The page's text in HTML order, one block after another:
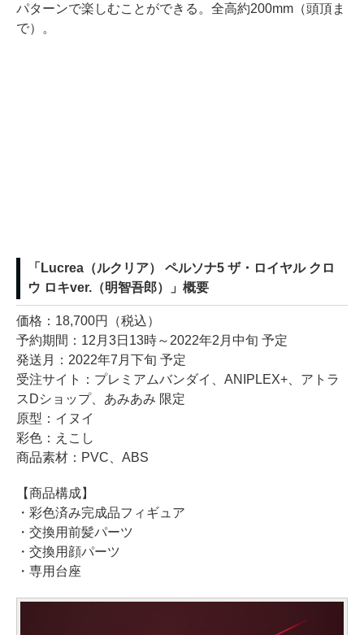
パターンで楽しむことができる。全高約200mm（頭頂ま
で）。
「Lucrea（ルクリア） ペルソナ5 ザ・ロイヤル クロ
ウ ロキver.（明智吾郎）」概要
価格：18,700円（税込）
予約期間：12月3日13時～2022年2月中旬 予定
発送月：2022年7月下旬 予定
受注サイト：プレミアムバンダイ、ANIPLEX+、アトラ
スDショップ、あみあみ 限定
原型：イヌイ
彩色：えこし
商品素材：PVC、ABS
【商品構成】
・彩色済み完成品フィギュア
・交換用前髪パーツ
・交換用顔パーツ
・専用台座